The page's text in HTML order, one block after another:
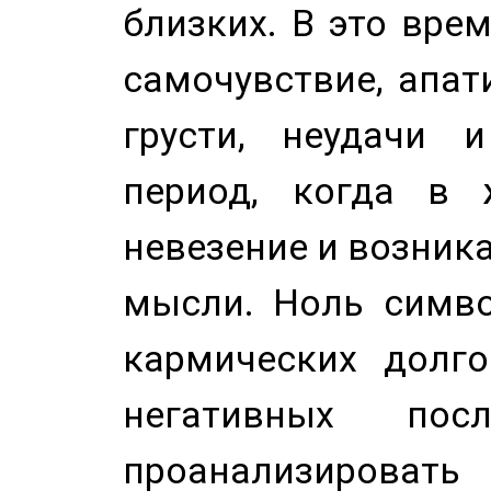
близких. В это
самочувствие,
грусти, неудачи
период, когда в
невезение и
мысли. Ноль
кармических
негативных